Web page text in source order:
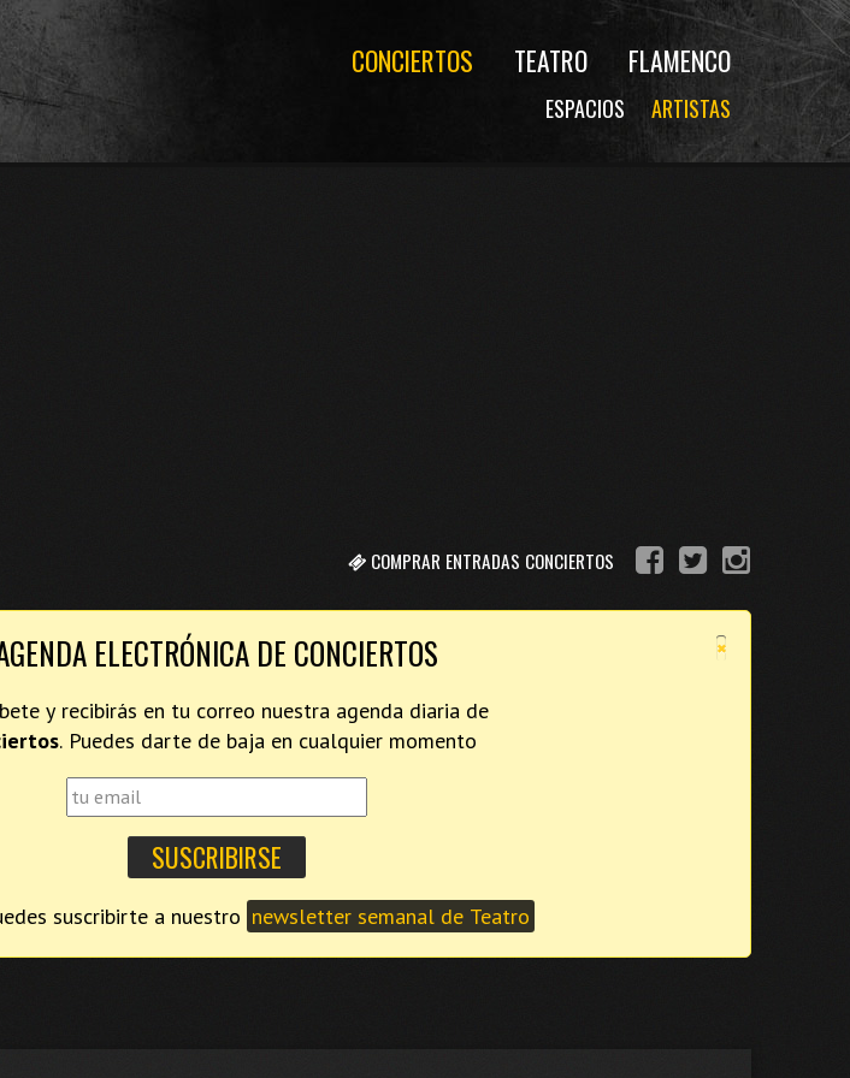
CONCIERTOS TEATRO FLAMENCO
ESPACIOS ARTISTAS
COMPRAR ENTRADAS CONCIERTOS
×
ELECTRÓNICA DE CONCIERTOS
y recibirás en tu correo nuestra agenda diaria de
. Puedes darte de baja en cualquier momento
suscribirte a nuestro newsletter semanal de Teatro